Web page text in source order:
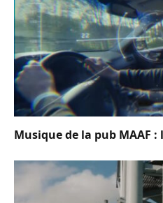
Musique de la pub MAAF